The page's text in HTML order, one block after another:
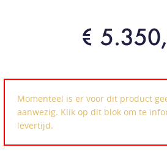
€
Momenteel is er voor dit product
aanwezig. Klik op dit blok om te
levertijd.